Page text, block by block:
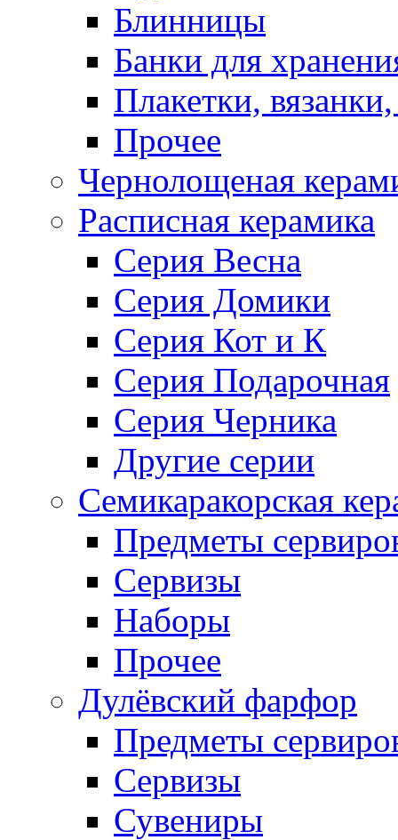
Блинницы
Банки для
Плакетки,
Прочее
Чернолощеная
Расписная керамика
Серия Весна
Серия Домики
Серия Кот и К
Серия Подарочная
Серия Черника
Другие серии
Семикаракорская
Предметы
Сервизы
Наборы
Прочее
Дулёвский фарфор
Предметы
Сервизы
Сувениры